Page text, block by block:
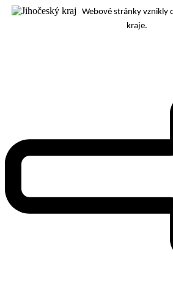
Webové stránky vznikly
kraje.